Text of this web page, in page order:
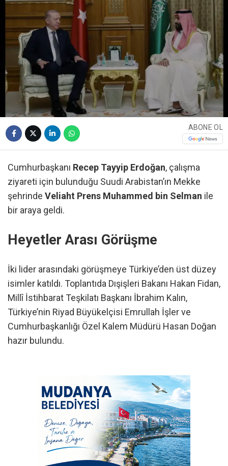
ABONE OL
Cumhurbaşkanı Recep Tayyip Erdoğan, çalışma
ziyareti için bulunduğu Suudi Arabistan’ın Mekke
şehrinde Veliaht Prens Muhammed bin Selman ile
bir araya geldi.
Heyetler Arası Görüşme
İki lider arasındaki görüşmeye Türkiye’den üst düzey
isimler katıldı. Toplantıda Dışişleri Bakanı Hakan Fidan,
Millî İstihbarat Teşkilatı Başkanı İbrahim Kalın,
Türkiye’nin Riyad Büyükelçisi Emrullah İşler ve
Cumhurbaşkanlığı Özel Kalem Müdürü Hasan Doğan
hazır bulundu.